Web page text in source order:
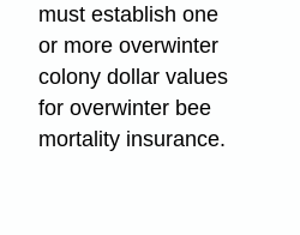
must establish one
or more overwinter
colony dollar values
for overwinter bee
mortality insurance.